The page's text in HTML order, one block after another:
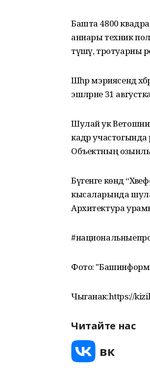
Башта 4800
аннары техник
түшәү, тротуарны
Шәһәр мэриясендә
эшләрне 31 августка
Шулай ук
кадәр
Объектның
Бүгенге көндә
кысаларында
Архитектура
Фото:
Чыганак:https://
Читайте нас